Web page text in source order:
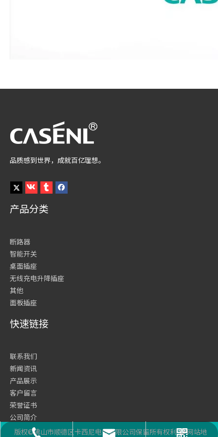
品质感到世界，成就百亿理想。
产品分类
断路器
智能开关
桌面插座
无线充电升降插座
其他
面板插座
座机号码
邮箱
二维码
快速链接
联系我们
新闻资讯
产品展示
客户留言
荣誉证书
公司简介
网站首页
版权©佛山市顺德区卡西尼电气有限公司保留所有权利 网站地